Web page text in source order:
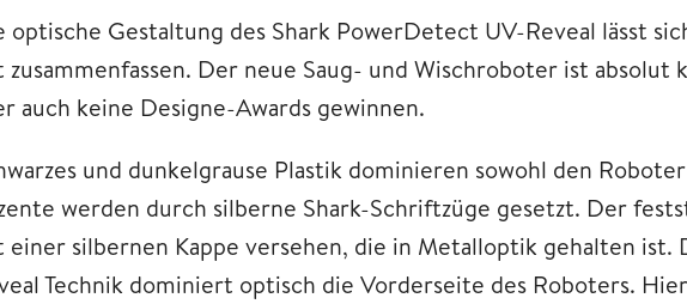
optische Gestaltung des Shark PowerDetect UV-Reveal lässt
zusammenfassen. Der neue Saug- und Wischroboter ist absolut
auch keine Designe-Awards gewinnen.
und dunkelgrause Plastik dominieren sowohl den
werden durch silberne Shark-Schriftzüge gesetzt. Der
einer silbernen Kappe versehen, die in Metalloptik gehalten ist.
Technik dominiert optisch die Vorderseite des Roboters.